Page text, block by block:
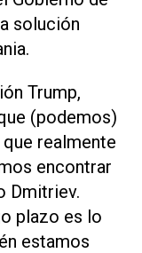
solución
Trump,
(podemos)
realmente
encontrar
Dmitriev.
plazo es lo
estamos